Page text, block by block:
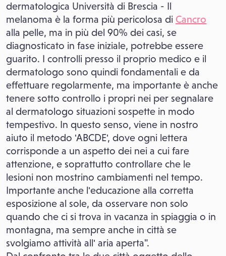
dermatologica Università di Brescia - Il
melanoma è la forma più pericolosa di Cancro
alla pelle, ma in più del 90% dei casi, se
diagnosticato in fase iniziale, potrebbe essere
guarito. I controlli presso il proprio medico e il
dermatologo sono quindi fondamentali e da
effettuare regolarmente, ma importante è anche
tenere sotto controllo i propri nei per segnalare
al dermatologo situazioni sospette in modo
tempestivo. In questo senso, viene in nostro
aiuto il metodo 'ABCDE', dove ogni lettera
corrisponde a un aspetto dei nei a cui fare
attenzione, e soprattutto controllare che le
lesioni non mostrino cambiamenti nel tempo.
Importante anche l'educazione alla corretta
esposizione al sole, da osservare non solo
quando che ci si trova in vacanza in spiaggia o in
montagna, ma sempre anche in città se
svolgiamo attività all' aria aperta".